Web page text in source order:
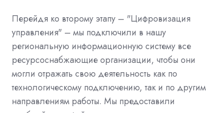
Перейдя ко второму этапу – "Цифровизация
управления" – мы подключили в нашу
региональную информационную систему все
ресурсоснабжающие организации, чтобы они
могли отражать свою деятельность как по
технологическому подключению, так и по другим
направлениям работы. Мы предоставили